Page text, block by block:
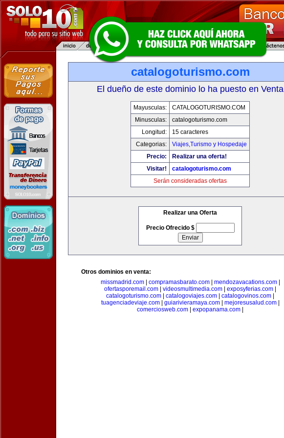
catalogoturismo.com
El dueño de este dominio lo ha puesto en Venta
Mayusculas:
CATALOGOTURISMO.COM
Minusculas:
catalogoturismo.com
Longitud:
15 caracteres
Categorias:
Viajes,Turismo y Hospedaje
Precio:
Realizar una oferta!
Visitar!
catalogoturismo.com
Serán consideradas ofertas
Realizar una Oferta
Precio Ofrecido $
Otros dominios en venta:
missmadrid.com| compramasbarato.com| mendozavacations.com|
ofertasporemail.com
videosmultimedia.com exposyferias.com
catalogoturismo.com
catalogoviajes.com catalogovinos.com
tuagenciadeviaje.com| guiarivieramaya.com| mejoresusalud.com|
comerciosweb.com
expopanama.com